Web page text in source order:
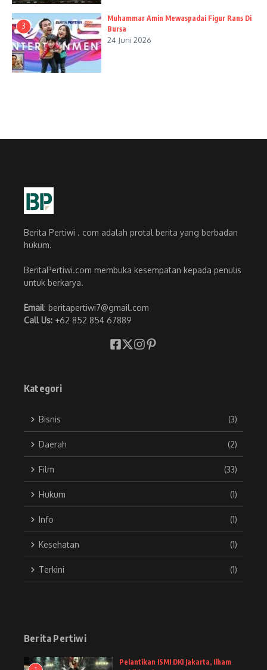
3
Muhammar Amin Mewaspadai Figur Rans Di
Bursa
24 Juni 2026
Berita Pertiwi . com adalah protal berita yang berbadan
hukum.
BeritaPertiwi.com membuka kesempatan kepada penulis
untuk berkarya.
Email: beritapertiwi7@gmail.com
Call Us: +62 852 854 67889
Kategori
Bisnis (3)
Daerah (2)
Film (33)
Hukum (1)
Info (1)
Kesehatan (1)
Terkini (1)
Berita Pertiwi
Pelantikan ISMI DKI Jakarta, Ilham